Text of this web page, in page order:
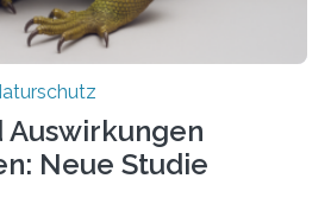
Auswirkungen
Neue Studie